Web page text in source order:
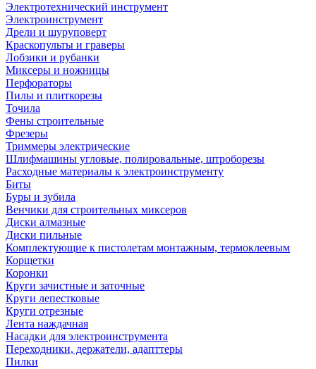
Электротехнический инструмент
Электроинструмент
Дрели и шуруповерт
Краскопульты и граверы
Лобзики и рубанки
Миксеры и ножницы
Перфораторы
Пилы и плиткорезы
Точила
Фены строительные
Фрезеры
Триммеры электрические
Шлифмашины угловые, полировальные, штроборезы
Расходные материалы к электроинструменту
Биты
Буры и зубила
Венчики для строительных миксеров
Диски алмазные
Диски пильные
Комплектующие к пистолетам монтажным, термоклеевым
Корщетки
Коронки
Круги зачистные и заточные
Круги лепестковые
Круги отрезные
Лента наждачная
Насадки для электроинструмента
Переходники, держатели, адапттеры
Пилки